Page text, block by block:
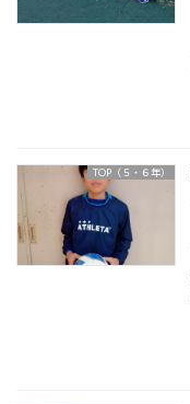
TOP（５・６年）